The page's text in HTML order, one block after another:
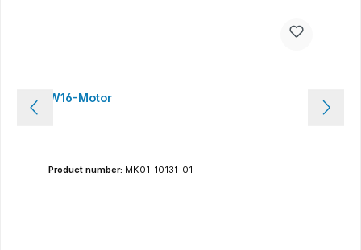
W16-Motor
Product number: MK01-10131-01